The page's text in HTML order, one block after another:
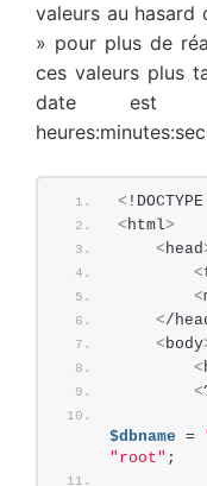
valeurs au hasard
» pour plus de
ces valeurs plus
date est
<
<html>
<head
<
<
</
<body
<
<
$dbname =
"root" ;